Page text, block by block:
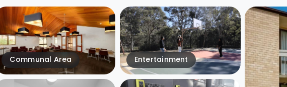
Entertainment
Communal Area